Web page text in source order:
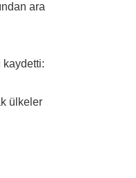
ara
kaydetti:
ülkeler